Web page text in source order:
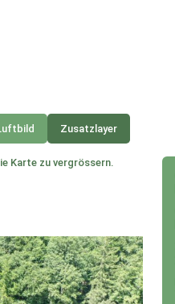
Zusatzlayer
Karte zu vergrössern.